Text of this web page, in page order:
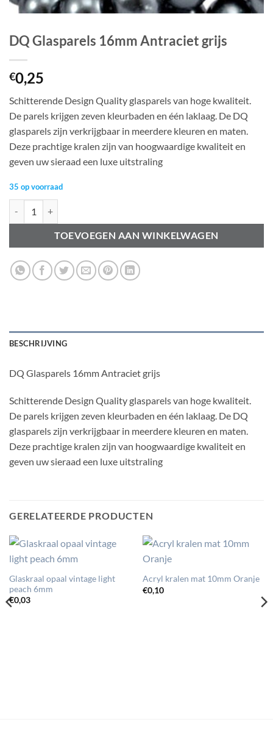
DQ Glasparels 16mm Antraciet grijs
€0,25
Schitterende Design Quality glasparels van hoge kwaliteit.
De parels krijgen zeven kleurbaden en één laklaag. De DQ
glasparels zijn verkrijgbaar in meerdere kleuren en maten.
Deze prachtige kralen zijn van hoogwaardige kwaliteit en
geven uw sieraad een luxe uitstraling
35 op voorraad
TOEVOEGEN AAN WINKELWAGEN
BESCHRIJVING
DQ Glasparels 16mm Antraciet grijs
Schitterende Design Quality glasparels van hoge kwaliteit.
De parels krijgen zeven kleurbaden en één laklaag. De DQ
glasparels zijn verkrijgbaar in meerdere kleuren en maten.
Deze prachtige kralen zijn van hoogwaardige kwaliteit en
geven uw sieraad een luxe uitstraling
GERELATEERDE PRODUCTEN
Glaskraal opaal vintage light
peach 6mm
€0,03
Acryl kralen mat 10mm Oranje
€0,10